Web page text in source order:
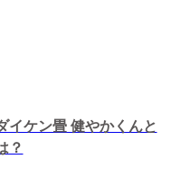
イケン畳 健やかくんと
？